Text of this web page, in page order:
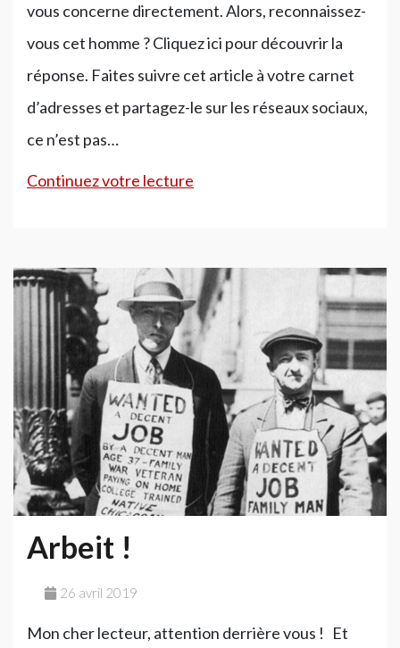
vous concerne directement. Alors, reconnaissez-
vous cet homme ? Cliquez ici pour découvrir la
réponse. Faites suivre cet article à votre carnet
d’adresses et partagez-le sur les réseaux sociaux,
ce n’est pas…
Continuez votre lecture
homme
?
Arbeit !
26 avril 2019
Mon cher lecteur, attention derrière vous ! Et